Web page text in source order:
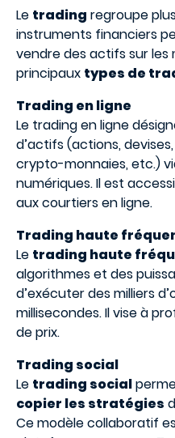
Le trading regroupe
instruments financiers
vendre des actifs sur les
principaux types de
Trading en ligne
Le trading en ligne
d’actifs (actions,
crypto-monnaies, etc.)
numériques. Il est
aux courtiers en ligne.
Trading haute
Le trading haute
algorithmes et des
d’exécuter des milliers
millisecondes. Il vise à
de prix.
Trading social
Le trading social
copier les stratégies
Ce modèle collaboratif